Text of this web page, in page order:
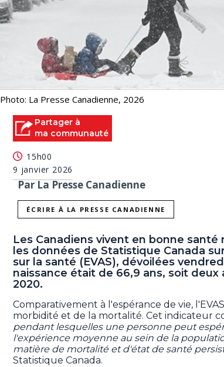
Photo: La Presse Canadienne, 2026
Partager à
ma communauté
15h00
9 janvier 2026
Par La Presse Canadienne
ÉCRIRE À LA PRESSE CANADIENNE
Les Canadiens vivent en bonne
les données de Statistique Canada
sur la santé (EVAS), dévoilées
naissance était de 66,9 ans, soit deux
2020.
Comparativement à l'espérance de vie,
morbidité et de la mortalité. Cet indicateur
pendant lesquelles une personne peut
l'expérience moyenne au sein de la
matière de mortalité et d'état de santé
Statistique Canada.